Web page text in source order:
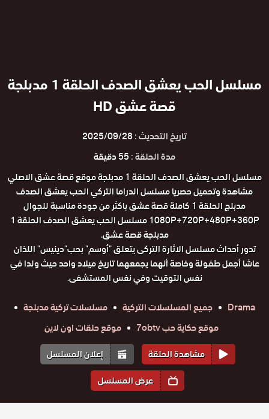
مسلسل الحب يعشق الصدف الحلقة 1 مدبلجة
قصة عشق HD
تاريخ التحديث :2025/09/28
مدة الحلقة :55 دقيقة
مسلسل الحب يعشق الصدف الحلقة 1 مدبلجة موقع قصة عشق الاصلي
مشاهدة وتحميل حصريا مسلسل الدراما التركي الحب يعشق الصدف
مدبلج الحلقة 1 كاملة قصة عشق باكثر من جودة مناسبة للجوال
1080P+720P+480P+360P مسلسل الحب يعشق الصدف الحلقة 1
مدبلجة قصة عشق.
تدور أحداث مسلسل الاثارة التركى يتعلق "أوسم" بحب"دينيس" اللذان
عاشا أجمل طفولة وخاصة أنهما يجمعهما تاريخ ميلاد واحد حيث ولدا في
نفس التوقيت وفي نفس المستشفى.
Drama
جميع المسلسلات التركية
مسلسلات تركية مدبلجة
موقع حكاية حب 7obtv
موقع حلقات اون لاين
مشاهدة الحلقة
إعلان المسلسل
عرض المسلسل